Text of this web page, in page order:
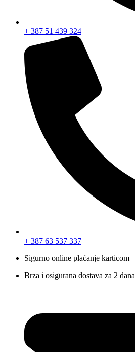
+ 387 51 439 324
+ 387 63 537 337
Sigurno online plaćanje karticom
Brza i osigurana dostava za 2 dana